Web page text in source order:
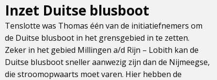
Inzet Duitse blusboot
Tenslotte was Thomas één van de initiatiefnemers om
de Duitse blusboot in het grensgebied in te zetten.
Zeker in het gebied Millingen a/d Rijn – Lobith kan de
Duitse blusboot sneller aanwezig zijn dan de Nijmeegse,
die stroomopwaarts moet varen. Hier hebben de